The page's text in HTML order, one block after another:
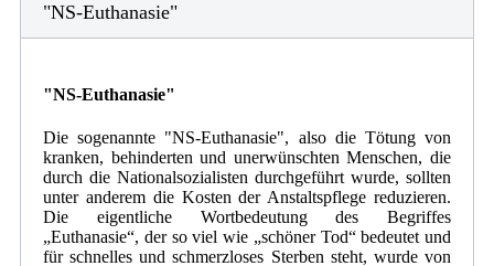
"NS-Euthanasie"
"NS-Euthanasie"
Die sogenannte "NS-Euthanasie", also die Tötung von
kranken, behinderten und unerwünschten Menschen, die
durch die Nationalsozialisten durchgeführt wurde, sollten
unter anderem die Kosten der Anstaltspflege reduzieren.
Die eigentliche Wortbedeutung des Begriffes
„Euthanasie“, der so viel wie „schöner Tod“ bedeutet und
für schnelles und schmerzloses Sterben steht, wurde von